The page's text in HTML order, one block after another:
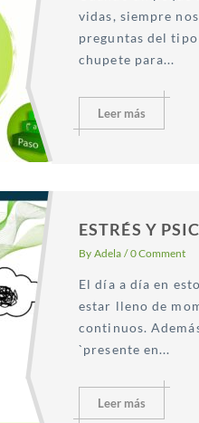
vidas, siempre
preguntas del
chupete para...
Leer más
ESTRÉS Y
By Adela / 0 Comment
El día a día en
estar lleno de
continuos.
`presente en...
Leer más